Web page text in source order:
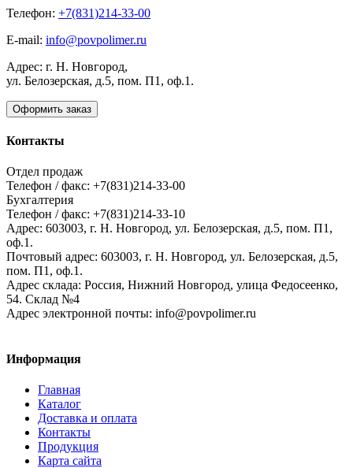
Телефон: +7(831)214-33-00
E-mail: info@povpolimer.ru
Адрес: г. Н. Новгород,
ул. Белозерская, д.5, пом. П1, оф.1.
Оформить заказ
Контакты
Отдел продаж
Телефон / факс: +7(831)214-33-00
Бухгалтерия
Телефон / факс: +7(831)214-33-10
Адрес: 603003, г. Н. Новгород, ул. Белозерская, д.5, пом. П1,
оф.1.
Почтовый адрес: 603003, г. Н. Новгород, ул. Белозерская, д.5,
пом. П1, оф.1.
Адрес склада: Россия, Нижний Новгород, улица Федосеенко,
54. Склад №4
Адрес электронной почты: info@povpolimer.ru
Информация
Главная
Каталог
Доставка и оплата
Контакты
Продукция
Карта сайта